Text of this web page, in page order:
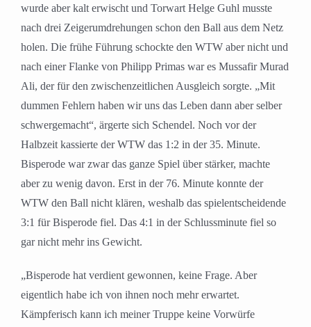
wurde aber kalt erwischt und Torwart Helge Guhl musste
nach drei Zeigerumdrehungen schon den Ball aus dem Netz
holen. Die frühe Führung schockte den WTW aber nicht und
nach einer Flanke von Philipp Primas war es Mussafir Murad
Ali, der für den zwischenzeitlichen Ausgleich sorgte. „Mit
dummen Fehlern haben wir uns das Leben dann aber selber
schwergemacht“, ärgerte sich Schendel. Noch vor der
Halbzeit kassierte der WTW das 1:2 in der 35. Minute.
Bisperode war zwar das ganze Spiel über stärker, machte
aber zu wenig davon. Erst in der 76. Minute konnte der
WTW den Ball nicht klären, weshalb das spielentscheidende
3:1 für Bisperode fiel. Das 4:1 in der Schlussminute fiel so
gar nicht mehr ins Gewicht.
„Bisperode hat verdient gewonnen, keine Frage. Aber
eigentlich habe ich von ihnen noch mehr erwartet.
Kämpferisch kann ich meiner Truppe keine Vorwürfe